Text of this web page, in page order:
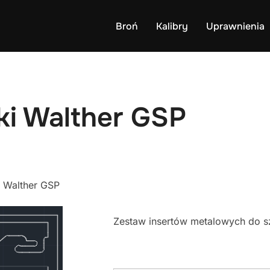
Broń Kalibry Uprawnienia
Walther GSP
GSP
Zestaw insertów metalowych do